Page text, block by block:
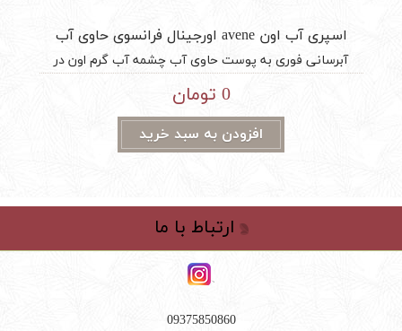
افزودن به سبد خرید
اسپری آب اون avene اورجینال فرانسوی حاوی آب
چشمه 300 میل
آبرسانی فوری به پوست حاوی آب چشمه آب گرم اون در
فرانسه استریل شده ترمیم کننده پوست ضد حساسیت فاقد
عطر، چربی و پارابن تسکین دهنده سوختگی، سوزش، خارش و
0 تومان
ارتباط با ما
09375850860